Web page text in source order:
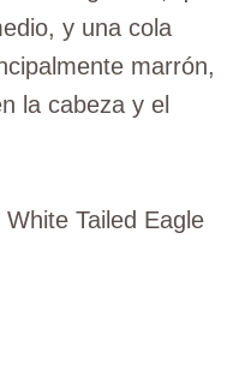
y una cola
marrón,
la cabeza y el